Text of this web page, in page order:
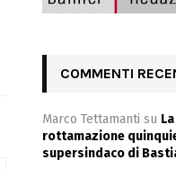
COMMENTI
Marco Tettamanti su
rottamazione
supersindaco di